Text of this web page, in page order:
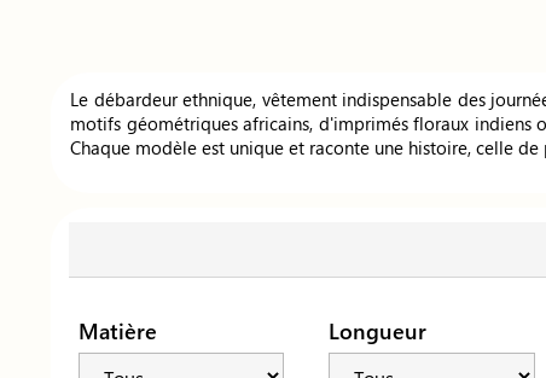
Le débardeur ethnique, vêtement indispensable des
motifs géométriques africains, d'imprimés floraux indiens
Chaque modèle est unique et raconte une histoire, celle
Matière Longueur